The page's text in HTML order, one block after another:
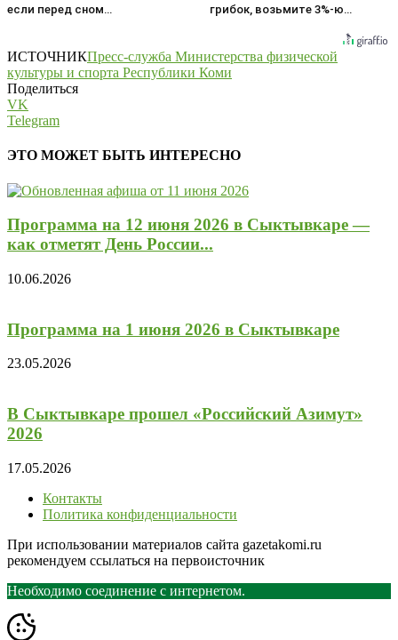
если перед сном…
грибок, возьмите 3%-ю…
ИСТОЧНИКПресс-служба Министерства физической
культуры и спорта Республики Коми
Поделиться
VK
Telegram
ЭТО МОЖЕТ БЫТЬ ИНТЕРЕСНО
Программа на 12 июня 2026 в Сыктывкаре —
как отметят День России...
10.06.2026
Программа на 1 июня 2026 в Сыктывкаре
23.05.2026
В Сыктывкаре прошел «Российский Азимут»
2026
17.05.2026
Контакты
Политика конфиденциальности
При использовании материалов сайта gazetakomi.ru
рекомендуем ссылаться на первоисточник
Необходимо соединение с интернетом.